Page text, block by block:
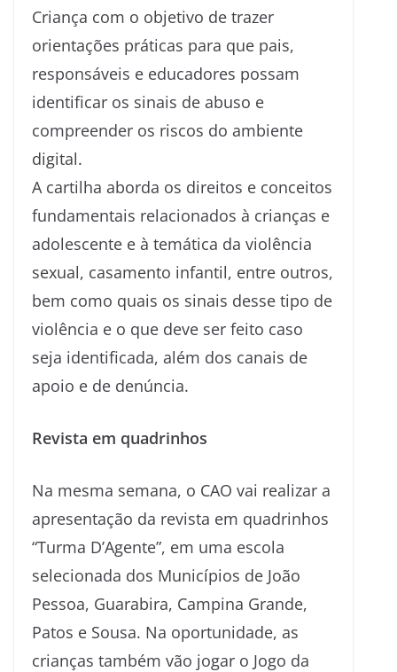
Criança com o objetivo de trazer
orientações práticas para que pais,
responsáveis e educadores possam
identificar os sinais de abuso e
compreender os riscos do ambiente
digital.
A cartilha aborda os direitos e conceitos
fundamentais relacionados à crianças e
adolescente e à temática da violência
sexual, casamento infantil, entre outros,
bem como quais os sinais desse tipo de
violência e o que deve ser feito caso
seja identificada, além dos canais de
apoio e de denúncia.
Revista em quadrinhos
Na mesma semana, o CAO vai realizar a
apresentação da revista em quadrinhos
“Turma D’Agente”, em uma escola
selecionada dos Municípios de João
Pessoa, Guarabira, Campina Grande,
Patos e Sousa. Na oportunidade, as
crianças também vão jogar o Jogo da